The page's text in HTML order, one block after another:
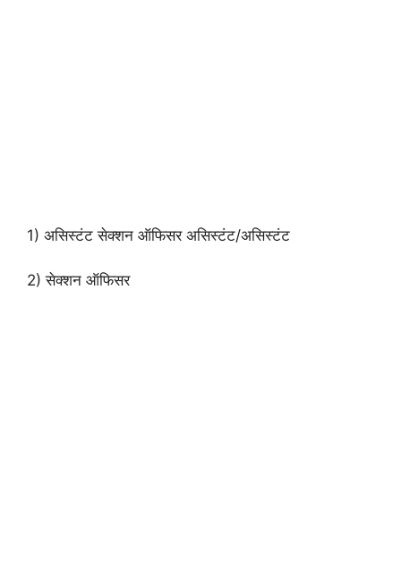
1) असिस्टंट सेक्शन ऑफिसर असिस्टंट/असिस्टंट
2) सेक्शन ऑफिसर